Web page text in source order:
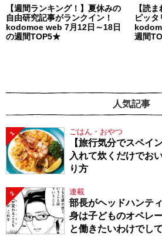
【週間ランキング！】夏休みの
自由研究記事がランクイン！
kodomoe web 7月12日～18日
の週間TOP5★
【読
ピッタ
週間
人気記事
1 ごはん・おやつ
【旅行気分でスペイ
入れて炊くだけでお
り方
2 連載
部長がヘッドハンテ
身は子どものオペレ
と働きたいわけでし